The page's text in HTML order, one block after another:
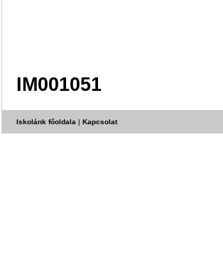
IM001051
Iskolánk főoldala | Kapcsolat